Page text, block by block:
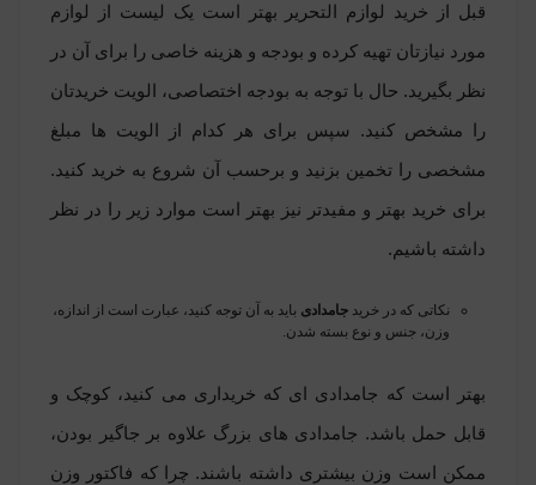
قبل از خرید لوازم التحریر بهتر است یک لیست از لوازم
مورد نیازتان تهیه کرده و بودجه و هزینه خاصی را برای آن در
نظر بگیرید. حال با توجه به بودجه اختصاصی، الویت خریدتان
را مشخص کنید. سپس برای هر کدام از الویت ها مبلغ
مشخصی را تخمین بزنید و برحسب آن شروع به خرید کنید.
برای خرید بهتر و مفیدتر نیز بهتر است موارد زیر را در نظر
داشته باشیم.
نکاتی که در خرید جامدادی باید به آن توجه کنید، عبارت است از اندازه،
وزن، جنس و نوع بسته شدن.
بهتر است که جامدادی ای که خریداری می کنید، کوچک و
قابل حمل باشد. جامدادی های بزرگ علاوه بر جاگیر بودن،
ممکن است وزن بیشتری داشته باشند. چرا که فاکتور وزن